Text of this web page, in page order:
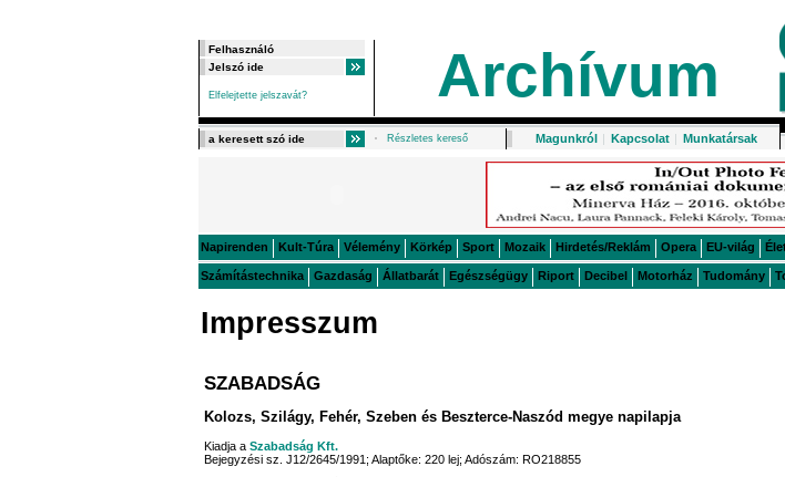
Elfelejtette jelszavát? Archívum
Részletes kereső Magunkról | Kapcsolat | Munkatársak
Napirenden Kult-Túra Vélemény Körkép Sport Mozaik Hirdetés/Reklám Opera EU-világ
Számítástechnika Gazdaság Állatbarát Egészségügy Riport Decibel Motorház Tudomány
Impresszum
SZABADSÁG
Kolozs, Szilágy, Fehér, Szeben és Beszterce-Naszód megye napilapja
Kiadja a Szabadság Kft.
Bejegyzési sz. J12/2645/1991; Alaptőke: 220 lej; Adószám: RO218855